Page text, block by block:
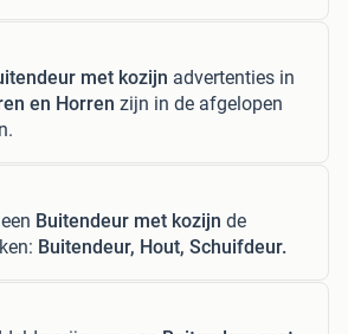
met kozijn advertenties in
en Horren zijn in de afgelopen
Buitendeur met kozijn de
Buitendeur, Hout, Schuifdeur.